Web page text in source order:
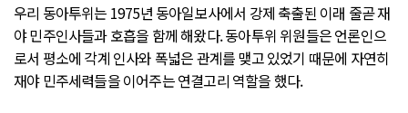
우리 동아투위는 1975년 동아일보사에서 강제 축출된 이래 줄곧 재
야 민주인사들과 호흡을 함께 해왔다. 동아투위 위원들은 언론인으
로서 평소에 각계 인사와 폭넓은 관계를 맺고 있었기 때문에 자연히
재야 민주세력들을 이어주는 연결고리 역할을 했다.